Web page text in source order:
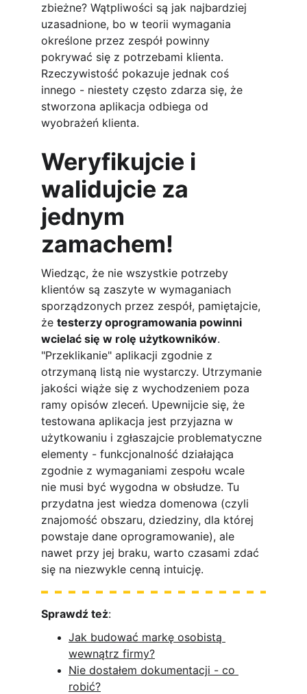
zbieżne? Wątpliwości są jak najbardziej
uzasadnione, bo w teorii wymagania
określone przez zespół powinny
pokrywać się z potrzebami klienta.
Rzeczywistość pokazuje jednak coś
innego - niestety często zdarza się, że
stworzona aplikacja odbiega od
wyobrażeń klienta.
Weryfikujcie i
walidujcie za
jednym
zamachem!
Wiedząc, że nie wszystkie potrzeby
klientów są zaszyte w wymaganiach
sporządzonych przez zespół, pamiętajcie,
że testerzy oprogramowania powinni
wcielać się w rolę użytkowników.
"Przeklikanie" aplikacji zgodnie z
otrzymaną listą nie wystarczy. Utrzymanie
jakości wiąże się z wychodzeniem poza
ramy opisów zleceń. Upewnijcie się, że
testowana aplikacja jest przyjazna w
użytkowaniu i zgłaszajcie problematyczne
elementy - funkcjonalność działająca
zgodnie z wymaganiami zespołu wcale
nie musi być wygodna w obsłudze. Tu
przydatna jest wiedza domenowa (czyli
znajomość obszaru, dziedziny, dla której
powstaje dane oprogramowanie), ale
nawet przy jej braku, warto czasami zdać
się na niezwykle cenną intuicję.
Sprawdź też:
Jak budować markę osobistą
wewnątrz firmy?
Nie dostałem dokumentacji - co
robić?